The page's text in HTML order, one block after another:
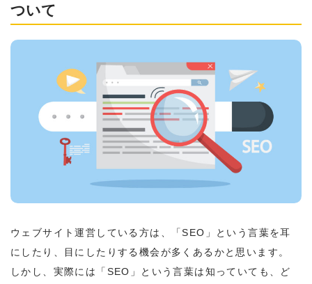
ついて
ウェブサイト運営している方は、「SEO」という言葉を耳
にしたり、目にしたりする機会が多くあるかと思います。
しかし、実際には「SEO」という言葉は知っていても、ど